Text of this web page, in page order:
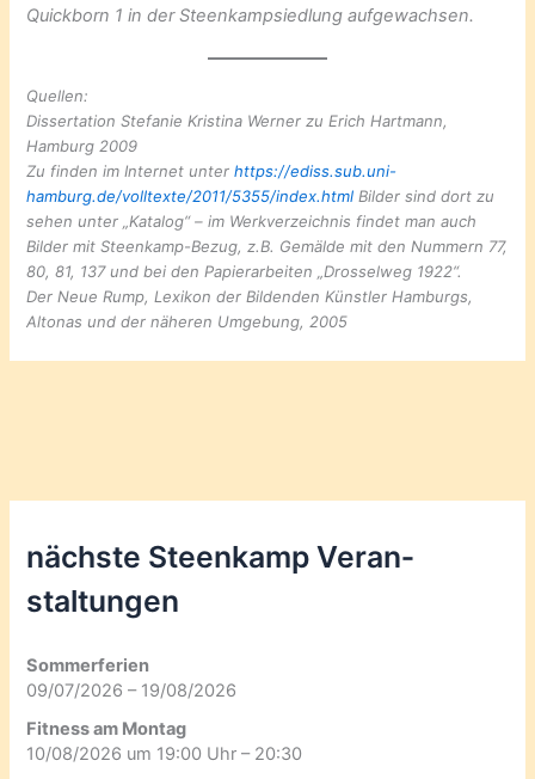
Quickborn 1 in der Steenkampsiedlung aufgewachsen.
Quellen:
Dissertation Stefanie Kristina Werner zu Erich Hartmann,
Hamburg 2009
Zu finden im Internet unterhttps://ediss.sub.uni-
hamburg.de/volltexte/2011/5355/index.html Bilder sind dort zu
sehen unter „Katalog“ – im Werkverzeichnis findet man auch
Bilder mit Steenkamp-Bezug, z.B. Gemälde mit den Nummern 77,
80, 81, 137 und bei den Papierarbeiten „Drosselweg 1922“.
Der Neue Rump, Lexikon der Bildenden Künstler Hamburgs,
Altonas und der näheren Umgebung, 2005
nächste Steenkamp Veran­
staltungen
Sommerferien
09/07/2026 – 19/08/2026
Fitness am Montag
10/08/2026 um 19:00 Uhr – 20:30